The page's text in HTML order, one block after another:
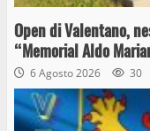
Open di Valentano,
“Memorial Aldo
6 Agosto 2026 30